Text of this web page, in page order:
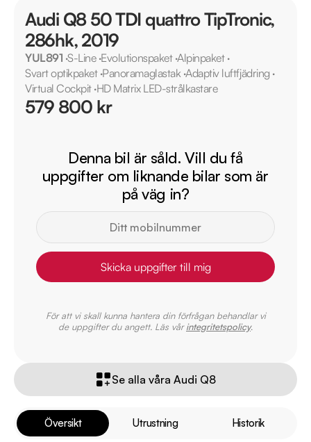
Översikt Utrustning Historik
Audi Q8 50 TDI quattro TipTronic,
286hk, 2019
YUL891 ·S-Line·Evolutionspaket·Alpinpaket·
Svart optikpaket·Panoramaglastak·Adaptiv luftfjädring ·
Virtual Cockpit·HD Matrix LED-strålkastare
579 800 kr
Denna bil är såld. Vill du få
uppgifter om liknande bilar som är
på väg in?
Skicka uppgifter till mig
För att vi skall kunna hantera din förfrågan behandlar vi
de uppgifter du angett. Läs vårintegritetspolicy.
Se alla våra Audi Q8